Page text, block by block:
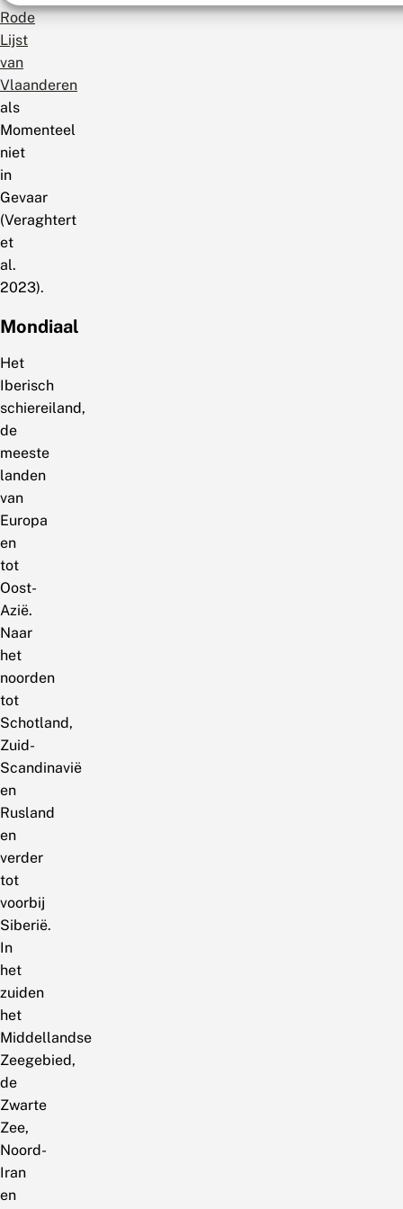
Rode
Lijst
van
Vlaanderen
als
Momenteel
niet
in
Gevaar
(Veraghtert
et
al.
2023).
Mondiaal
Het
Iberisch
schiereiland,
de
meeste
landen
van
Europa
en
tot
Oost-
Azië.
Naar
het
noorden
tot
Schotland,
Zuid-
Scandinavië
en
Rusland
en
verder
tot
voorbij
Siberië.
In
het
zuiden
het
Middellandse
Zeegebied,
de
Zwarte
Zee,
Noord-
Iran
en